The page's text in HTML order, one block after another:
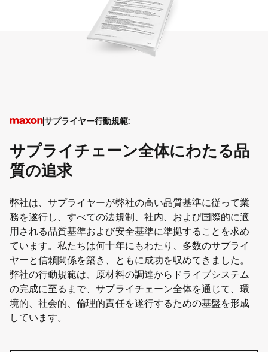
サプライヤー行動規範:
サプライチェーン全体にわたる品
質の追求
弊社は、サプライヤーが弊社の高い品質基準に従って業
務を遂行し、すべての法規制、社内、および国際的に適
用される品質基準および安全基準に準拠することを求め
ています。私たちは何十年にもわたり、多数のサプライ
ヤーと信頼関係を築き、ともに成功を収めてきました。
弊社の行動規範は、原材料の調達からドライブシステム
の完成に至るまで、サプライチェーン全体を通じて、環
境的、社会的、倫理的責任を遂行するための基盤を形成
しています。